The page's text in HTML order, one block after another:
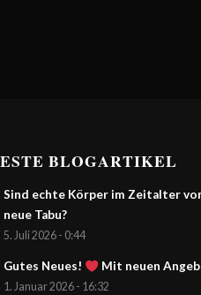
BLOGARTIKEL
Sind echte Körper im Zeitalter
neue Tabu?
5. Juli 2026 - 0:44
Gutes Neues! Mit neuen
1. Januar 2026 - 16:32